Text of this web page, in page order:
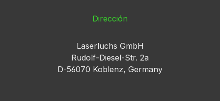
Dirección
Laserluchs GmbH
Rudolf-Diesel-Str. 2a
D-56070 Koblenz, Germany